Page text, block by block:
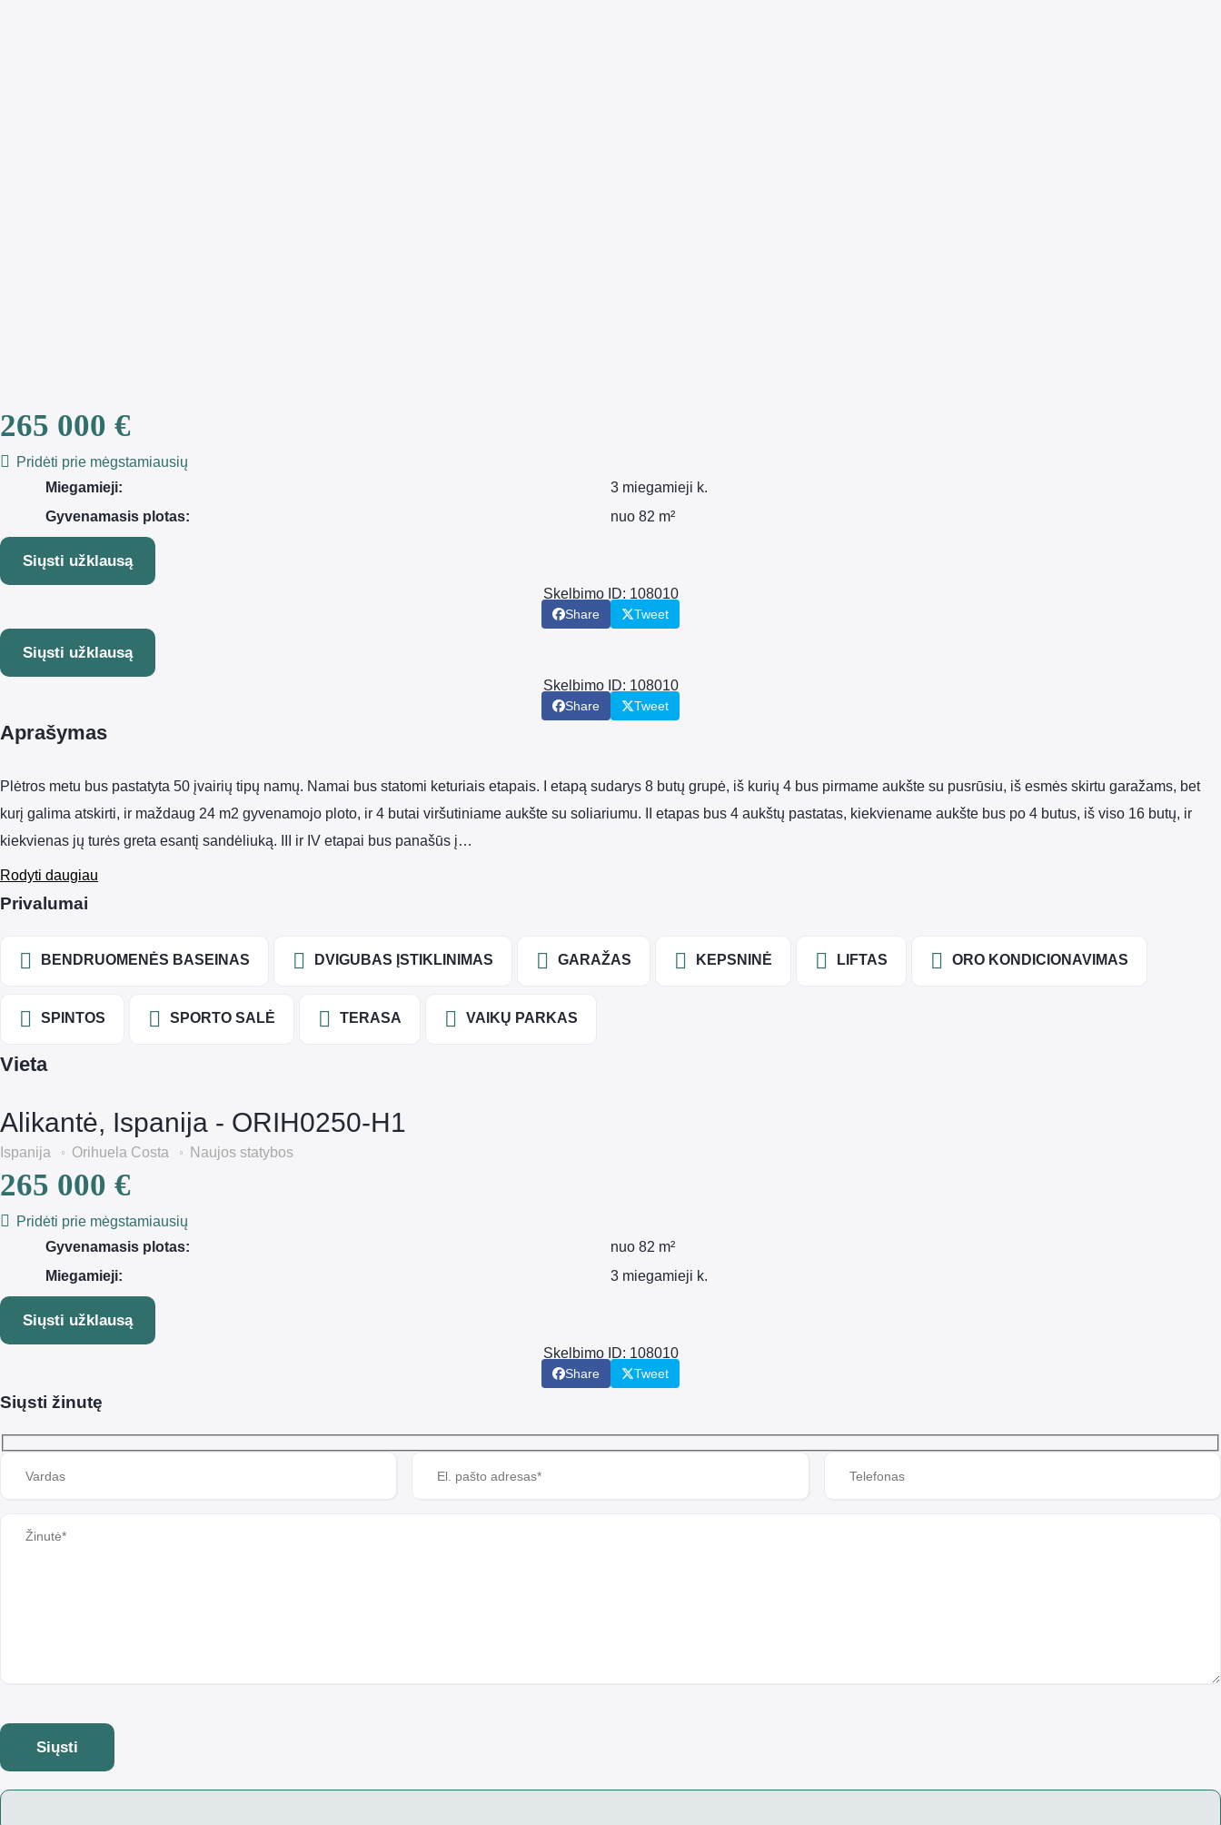
265 000 €
Pridėti prie mėgstamiausių
Miegamieji:
3 miegamieji k.
Gyvenamasis plotas:
nuo 82 m²
Siųsti užklausą
Skelbimo ID: 108010
Share Tweet
Siųsti užklausą
Skelbimo ID: 108010
Share Tweet
Aprašymas
Plėtros metu bus pastatyta 50 įvairių tipų namų. Namai bus statomi keturiais etapais. I etapą sudarys 8 butų grupė, iš kurių 4 bus pirmame aukšte su pusrūsiu, iš esmės skirtu garažams, bet
kurį galima atskirti, ir maždaug 24 m2 gyvenamojo ploto, ir 4 butai viršutiniame aukšte su soliariumu. II etapas bus 4 aukštų pastatas, kiekviename aukšte bus po 4 butus, iš viso 16 butų, ir
kiekvienas jų turės greta esantį sandėliuką. III ir IV etapai bus panašūs į…
Rodyti daugiau
Privalumai
BENDRUOMENĖS BASEINAS DVIGUBAS ĮSTIKLINIMAS GARAŽAS KEPSNINĖ LIFTAS ORO KONDICIONAVIMAS
SPINTOS SPORTO SALĖ TERASA VAIKŲ PARKAS
Vieta
Alikantė, Ispanija - ORIH0250-H1
Ispanija Orihuela Costa Naujos statybos
265 000 €
Pridėti prie mėgstamiausių
Gyvenamasis plotas:
nuo 82 m²
Miegamieji:
3 miegamieji k.
Siųsti užklausą
Skelbimo ID: 108010
Share Tweet
Siųsti žinutę
Siųsti